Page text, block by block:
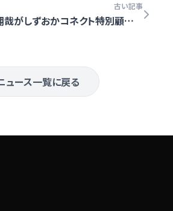
古い記事
がしずおかコネクト特別顧問に
ュース一覧に戻る